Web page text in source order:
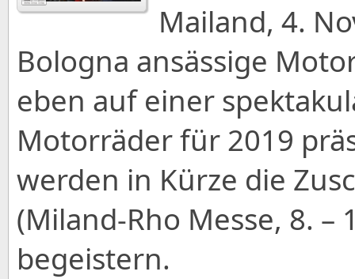
Mailand, 4.
Bologna ansässige
eben auf einer
Motorräder für 2019
werden in Kürze die
(Miland-Rho Messe, 8. –
begeistern.